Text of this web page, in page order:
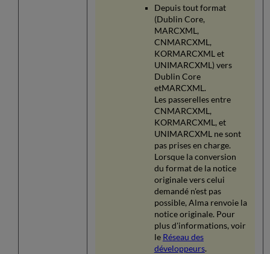
Depuis tout format
(Dublin Core,
MARCXML,
CNMARCXML,
KORMARCXML et
UNIMARCXML) vers
Dublin Core
etMARCXML.
Les passerelles entre
CNMARCXML,
KORMARCXML, et
UNIMARCXML ne sont
pas prises en charge.
Lorsque la conversion
du format de la notice
originale vers celui
demandé n'est pas
possible, Alma renvoie la
notice originale. Pour
plus d'informations, voir
le Réseau des
développeurs.